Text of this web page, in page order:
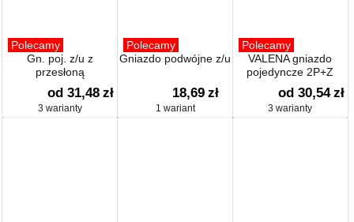
Polecamy
Gn. poj. z/u z
przesłoną
od 31,48 zł
3 warianty
Polecamy
Gniazdo podwójne z/u
18,69 zł
1 wariant
Polecamy
VALENA gniazdo
pojedyncze 2P+Z
od 30,54 zł
3 warianty